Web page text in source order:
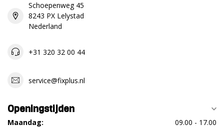
perfect om mee te werken vooral voor de grotere
formaten tegels.- teveel lijm gelijk met spons uit de voeg
weghalen- maar geen te schrale lijmkam gebruikenalleen
5000 stuks
Eli
"Snelle levering
Schoepenweg 45
8243 PX Lelystad
Nederland
+31 320 32 00 44
service@fixplus.nl
Openingstijden
Maandag:
09.00 - 17.00